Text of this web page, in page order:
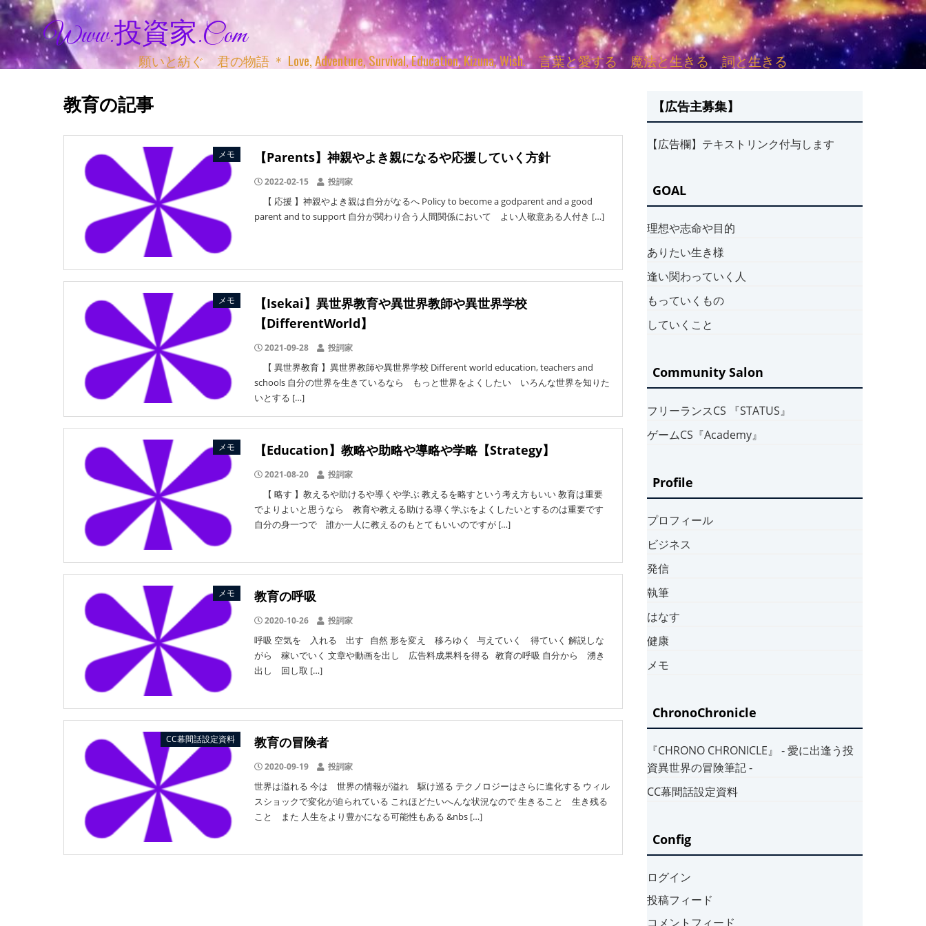
Www.投資家.com
願いと紡ぐ 君の物語 ＊ Love, Adventure, Survival, Education, Kizuna, Wish. 言葉と愛する 魔法と生きる 詞と生きる
教育の記事
メモ 【Parents】神親やよき親になるや応援していく方針
2022-02-15 投詞家
【 応援 】神親やよき親は自分がなるへ Policy to become a godparent and a good
parent and to support 自分が関わり合う人間関係において よい人敬意ある人付き […]
メモ
【Isekai】異世界教育や異世界教師や異世界学校
【DifferentWorld】
2021-09-28 投詞家
【 異世界教育 】異世界教師や異世界学校 Different world education, teachers and
schools 自分の世界を生きているなら もっと世界をよくしたい いろんな世界を知りた
いとする […]
メモ 【Education】教略や助略や導略や学略【Strategy】
2021-08-20 投詞家
【 略す 】教えるや助けるや導くや学ぶ 教えるを略すという考え方もいい 教育は重要
でよりよいと思うなら 教育や教える助ける導く学ぶをよくしたいとするのは重要です
自分の身一つで 誰か一人に教えるのもとてもいいのですが […]
メモ 教育の呼吸
2020-10-26 投詞家
呼吸 空気を 入れる 出す 自然 形を変え 移ろゆく 与えていく 得ていく 解説しな
がら 稼いでいく 文章や動画を出し 広告料成果料を得る 教育の呼吸 自分から 湧き
出し 回し取 […]
CC幕間話設定資料 教育の冒険者
2020-09-19 投詞家
世界は溢れる 今は 世界の情報が溢れ 駆け巡る テクノロジーはさらに進化する ウィル
スショックで変化が迫られている これほどたいへんな状況なので 生きること 生き残る
こと また 人生をより豊かになる可能性もある &nbs […]
【広告主募集】
【広告欄】テキストリンク付与します
GOAL
理想や志命や目的
ありたい生き様
逢い関わっていく人
もっていくもの
していくこと
Community Salon
フリーランスCS 『STATUS』
ゲームCS『Academy』
Profile
プロフィール
ビジネス
発信
執筆
はなす
健康
メモ
ChronoChronicle
『CHRONO CHRONICLE』 ‐ 愛に出逢う投
資異世界の冒険筆記 ‐
CC幕間話設定資料
Config
ログイン
投稿フィード
コメントフィード